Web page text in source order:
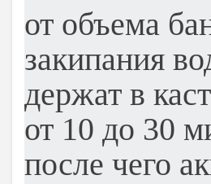
от объема
закипания
держат в
от 10 до 30
после чего